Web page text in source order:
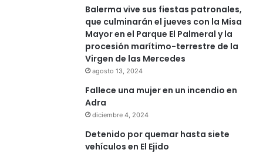
Balerma vive sus fiestas patronales,
que culminarán el jueves con la Misa
Mayor en el Parque El Palmeral y la
procesión marítimo-terrestre de la
Virgen de las Mercedes
agosto 13, 2024
Fallece una mujer en un incendio en
Adra
diciembre 4, 2024
Detenido por quemar hasta siete
vehículos en El Ejido